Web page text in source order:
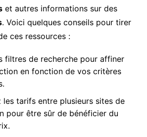
et autres informations sur des
. Voici quelques conseils pour tirer
ces ressources :
filtres de recherche pour affiner
en fonction de vos critères
les tarifs entre plusieurs sites de
pour être sûr de bénéficier du